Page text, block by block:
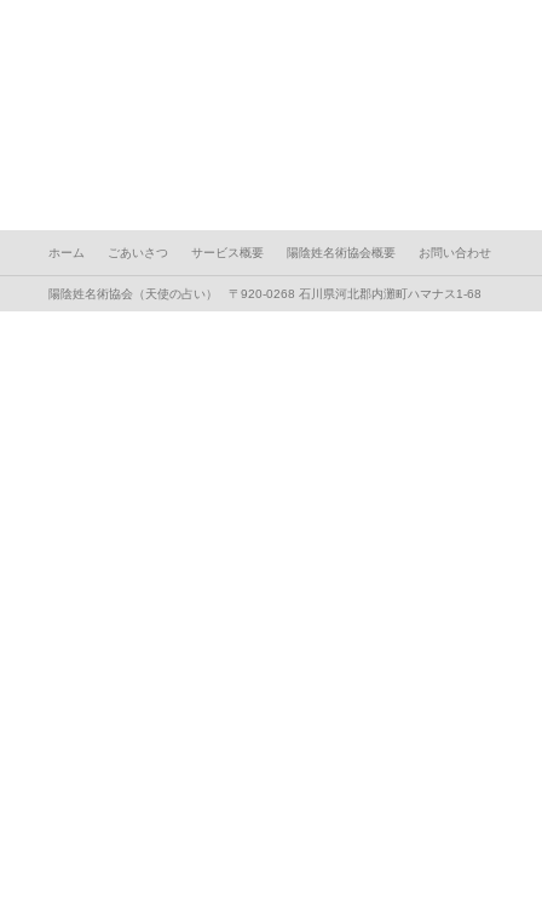
ホーム ごあいさつ サービス概要 陽陰姓名術協会概要 お問い合わせ
陽陰姓名術協会（天使の占い） 〒920-0268 石川県河北郡内灘町ハマナス1-68